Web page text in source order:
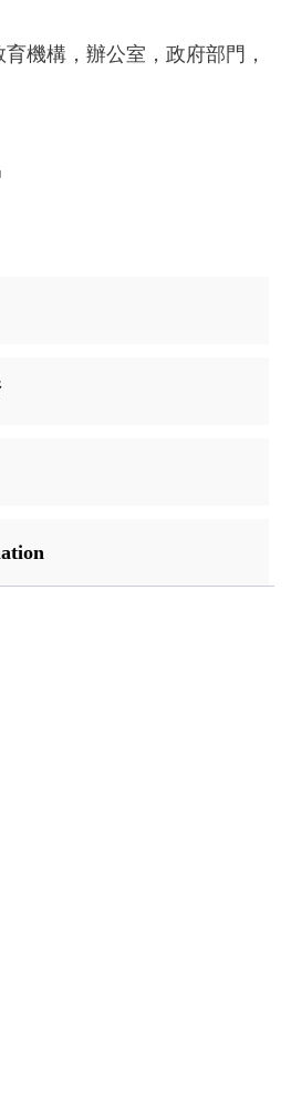
機構，辦公室，政府部門，